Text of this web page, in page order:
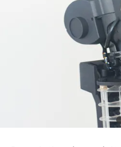
DEMANDEZ